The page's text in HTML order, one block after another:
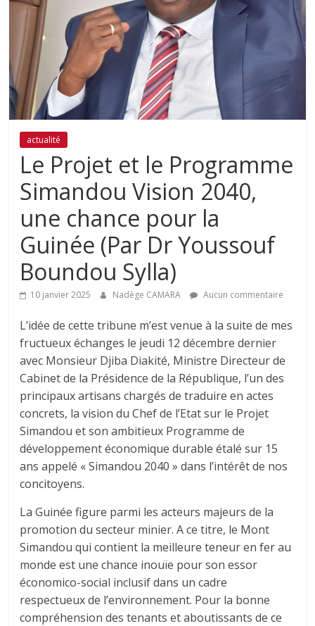
actualité
Le Projet et le Programme
Simandou Vision 2040,
une chance pour la
Guinée (Par Dr Youssouf
Boundou Sylla)
10 janvier 2025 Nadège CAMARA Aucun commentaire
L’idée de cette tribune m’est venue à la suite de mes
fructueux échanges le jeudi 12 décembre dernier
avec Monsieur Djiba Diakité, Ministre Directeur de
Cabinet de la Présidence de la République, l’un des
principaux artisans chargés de traduire en actes
concrets, la vision du Chef de l’Etat sur le Projet
Simandou et son ambitieux Programme de
développement économique durable étalé sur 15
ans appelé « Simandou 2040 » dans l’intérêt de nos
concitoyens.
La Guinée figure parmi les acteurs majeurs de la
promotion du secteur minier. A ce titre, le Mont
Simandou qui contient la meilleure teneur en fer au
monde est une chance inouïe pour son essor
économico-social inclusif dans un cadre
respectueux de l’environnement. Pour la bonne
compréhension des tenants et aboutissants de ce